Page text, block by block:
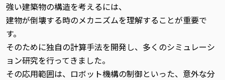
強い建築物の構造を考えるには、
建物が倒壊する時のメカニズムを理解することが重要で
す。
そのために独自の計算手法を開発し、多くのシミュレーシ
ョン研究を行ってきました。
その応用範囲は、ロボット機構の制御といった、意外な分